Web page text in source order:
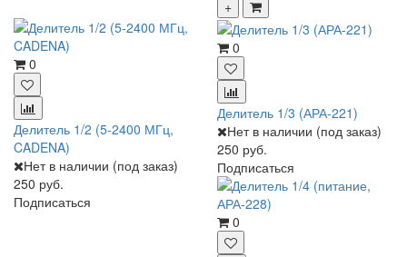
0
Делитель 1/2 (5-2400 МГц,
CADENA)
Нет в наличии (под заказ)
250 руб.
Подписаться
0
Делитель 1/3 (АРА-221)
Нет в наличии (под заказ)
250 руб.
Подписаться
0